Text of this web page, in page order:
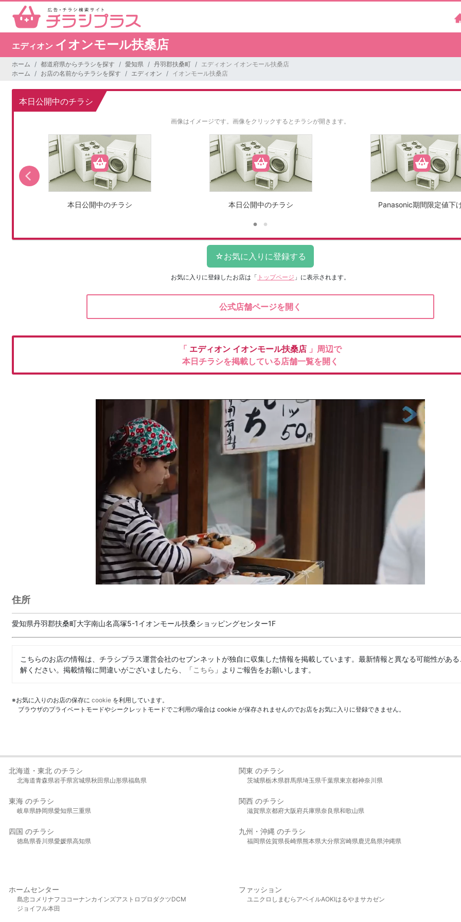
エディオン イオンモール扶桑店
ホーム 都道府県からチラシを探す 愛知県 丹羽郡扶桑町
エディオン イオンモール扶桑店
ホーム
お店の名前からチラシを探す エディオン イオンモール扶桑店
本日公開中のチラシ
画像はイメージです。 画像をクリックするとチラシが開きます。
本日公開中のチラシ 本日公開中のチラシ Panasonic期間限定値下
お気に入りに登録したお店は 「 トップページ 」に表示されます。
公式店舗ページを開く
「 エディオン イオンモール扶桑店 」周辺で
本日チラシを掲載している店舗一覧を開く
住所
愛知県丹羽郡扶桑町大字南山名高塚5-1イオンモール扶桑ショッピングセンター1F
こちらのお店の情報は、チラシプラス運営会社のセブンネットが独自に収集した情報を掲載しています。最新情報と異なる可能性があ
解ください。掲載情報に間違いがございましたら、「こちら 」よりご報告をお願いします。
※お気に入りのお店の保存に cookie を利用しています。
ブラウザのプライベートモードやシークレットモードでご利用の場合は cookie が保存されませんのでお店をお気に入りに登録できません。
北海道・東北 のチラシ
北海道青森県岩手県宮城県秋田県山形県福島県
関東 のチラシ
茨城県栃木県群馬県埼玉県千葉県東京都神奈川県
東海 のチラシ
岐阜県静岡県愛知県三重県
関西 のチラシ
滋賀県京都府大阪府兵庫県奈良県和歌山県
四国 のチラシ
徳島県香川県愛媛県高知県
九州・沖縄 のチラシ
福岡県佐賀県長崎県熊本県大分県宮崎県鹿児島県沖縄県
ホームセンター
島忠 コメリ ナフコ コーナンカインズアストロプロダクツDCM
ジョイフル本田
ファッション
ユニクロ しまむら アベイルAOKIはるやま サカゼン